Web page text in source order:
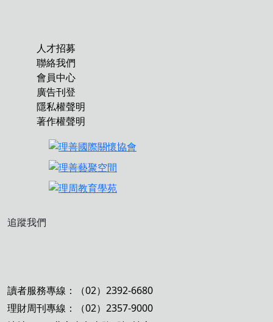
人才招募
聯絡我們
會員中心
廣告刊登
隱私權聲明
著作權聲明
追蹤我們
讀者服務專線：（02）2392-6680
理財周刊專線：（02）2357-9000